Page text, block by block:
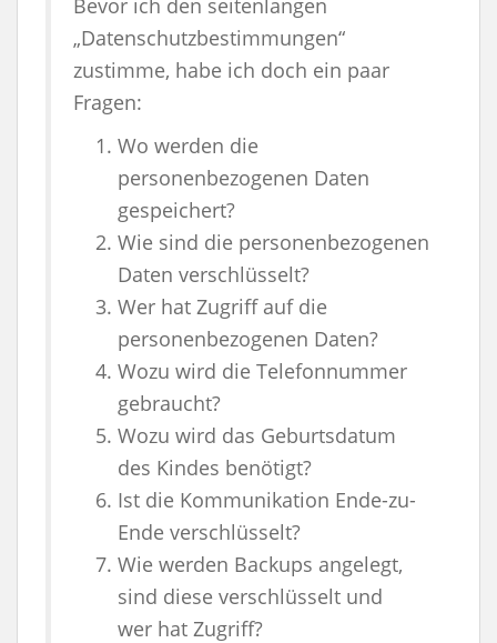
Bevor ich den seitenlangen
„Datenschutzbestimmungen“
zustimme, habe ich doch ein paar
Fragen:
Wo werden die
personenbezogenen Daten
gespeichert?
Wie sind die personenbezogenen
Daten verschlüsselt?
Wer hat Zugriff auf die
personenbezogenen Daten?
Wozu wird die Telefonnummer
gebraucht?
Wozu wird das Geburtsdatum
des Kindes benötigt?
Ist die Kommunikation Ende-zu-
Ende verschlüsselt?
Wie werden Backups angelegt,
sind diese verschlüsselt und
wer hat Zugriff?